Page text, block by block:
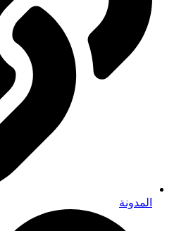
المدونة